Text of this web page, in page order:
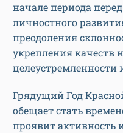
начале периода
личностного
преодоления
укрепления качеств
Грядущий Год
обещает стать
проявит активность